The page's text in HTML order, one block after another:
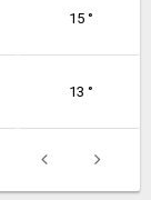
15 °
13 °